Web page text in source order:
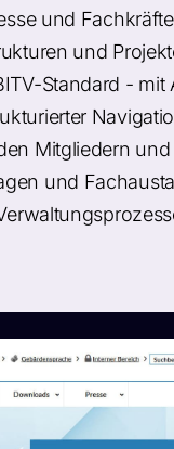
und
und
Standard - mit
Mitgliedern
und